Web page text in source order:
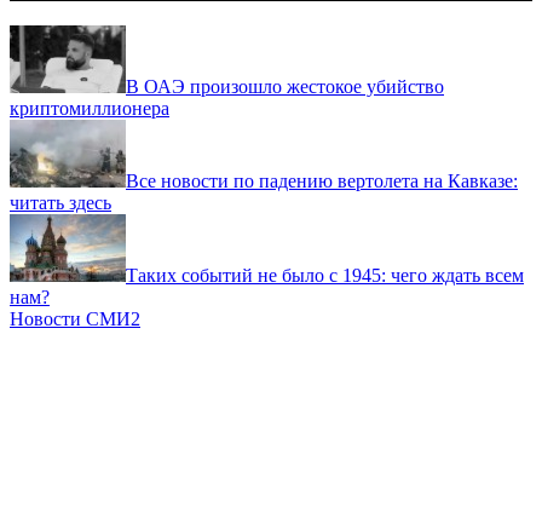
В ОАЭ произошло жестокое убийство
криптомиллионера
Все новости по падению вертолета на Кавказе:
читать здесь
Таких событий не было с 1945: чего ждать всем
нам?
Новости СМИ2